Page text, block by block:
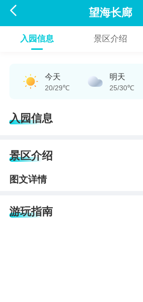
 望海长廊
入园信息 景区介绍
今天
20/29℃
明天
25/30℃
入园信息
景区介绍
图文详情
游玩指南